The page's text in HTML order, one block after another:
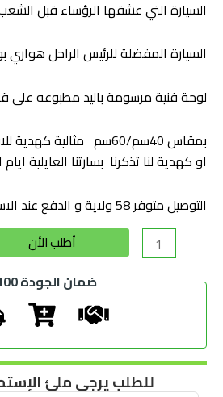
السيارة التي عشقها الرؤساء قبل
السيارة المفضلة للرئيس الراحل هواري
لوحة فنية مرسومة باليد مطبوعه على
بمقاس 40سم/60سم مثالية
او كهدية لنا تذكرنا بسارتنا العايلية
التوصيل متوفر 58 ولاية و الدفع عند الاستلام
أطلب الأن
ضمان الجودة 100%
للطلب يرجى ملئ